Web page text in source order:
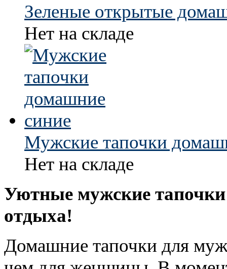
Зеленые открытые
Нет на складе
Мужские тапочки
Нет на складе
Уютные мужские
отдыха!
Домашние тапочки для